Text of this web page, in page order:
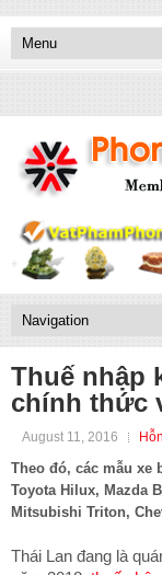
Thuế nhập
chính thức
August 11, 2016
Theo đó, các mẫu xe
Toyota Hilux, Mazda
Mitsubishi Triton,
Thái Lan đang là